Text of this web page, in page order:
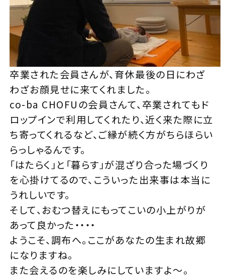
卒業された会員さんが、育休最後の日にわざ
わざお顔見せに来てくれました。
co-ba CHOFUの会員さんて、卒業されてもド
ロップインで利用してくれたり、近く来た際に立
ち寄ってくれるなど、ご縁が続く方がちらほらい
らっしゃるんです。
「はたらく」と「暮らす」が混ざり合った場づくり
を心掛けてるので、こういった出来事は本当に
うれしいです。
そして、おむつ替えにもってこいの小上がりが
あって良かった・・・・
ようこそ、調布へ。ここがあなたの生まれ故郷
になりますね。
また会えるのを楽しみにしていますよ～。